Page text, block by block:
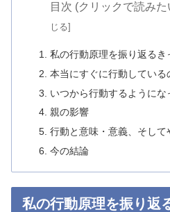
目次 (クリックで読み
私の行動原理を振り返るき
本当にすぐに行動している
いつから行動するようにな
親の影響
行動と意味・意義、そして
今の結論
私の行動原理を振り返